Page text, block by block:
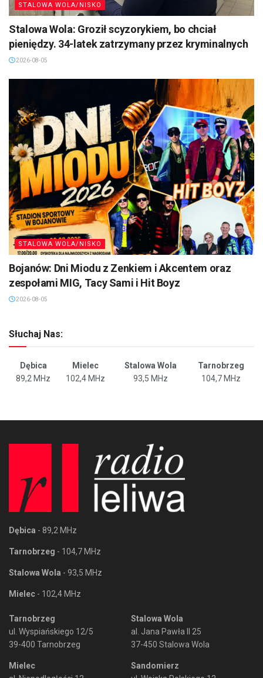
STALOWA WOLA/NISKO
Stalowa Wola: Groził scyzorykiem, bo chciał
pieniędzy. 34-latek zatrzymany przez kryminalnych
2026-08-05
STALOWA WOLA/NISKO
Bojanów: Dni Miodu z Zenkiem i Akcentem oraz
zespołami MIG, Tacy Sami i Hit Boyz
2026-08-05
Słuchaj Nas:
Dębica Mielec Stalowa Wola
Tarnobrzeg
89,2 MHz
102,4 MHz 93,5 MHz 104,7 MHz
Dębica - 89,2 MHz
Tarnobrzeg - 104,7 MHz
Stalowa Wola - 93,5 MHz
Mielec - 102,4 MHz
Tarnobrzeg
ul. Wyspiańskiego 12/5
39-400 Tarnobrzeg
Mielec
Stalowa Wola
al. Jana Pawła II 25
37-450 Stalowa Wola
Sandomierz